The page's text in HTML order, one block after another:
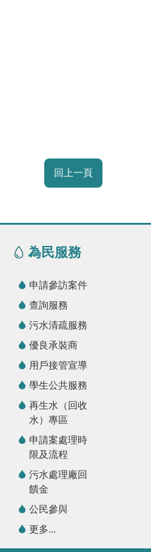
回上一頁
為民服務
申請參訪案件
查詢服務
污水清疏服務
優良承裝商
用戶接管宣導
學生公共服務
再生水（回收
水）專區
申請案處理時
限及流程
污水處理廠回
饋金
公民參與
更多...